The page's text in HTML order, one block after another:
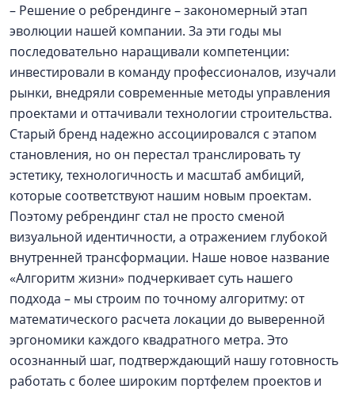
– Решение о ребрендинге – закономерный этап
эволюции нашей компании. За эти годы мы
последовательно наращивали компетенции:
инвестировали в команду профессионалов, изучали
рынки, внедряли современные методы управления
проектами и оттачивали технологии строительства.
Старый бренд надежно ассоциировался с этапом
становления, но он перестал транслировать ту
эстетику, технологичность и масштаб амбиций,
которые соответствуют нашим новым проектам.
Поэтому ребрендинг стал не просто сменой
визуальной идентичности, а отражением глубокой
внутренней трансформации. Наше новое название
«Алгоритм жизни» подчеркивает суть нашего
подхода – мы строим по точному алгоритму: от
математического расчета локации до выверенной
эргономики каждого квадратного метра. Это
осознанный шаг, подтверждающий нашу готовность
работать с более широким портфелем проектов и